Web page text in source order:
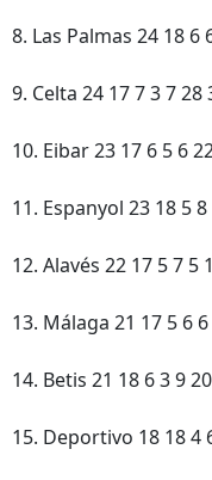
8. Las Palmas 24 18 6
9. Celta 24 17 7 3 7 28
10. Eibar 23 17 6 5 6
11. Espanyol 23 18 5
12. Alavés 22 17 5 7 5
13. Málaga 21 17 5 6
14. Betis 21 18 6 3 9
15. Deportivo 18 18 4